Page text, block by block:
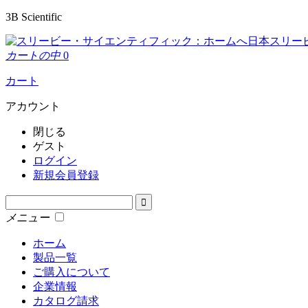
3B Scientific
日本スリー
カートの中 0
カート
アカウント
閉じる
ゲスト
ログイン
新規会員登録
メニュー
ホーム
製品一覧
ご購入について
企業情報
カタログ請求